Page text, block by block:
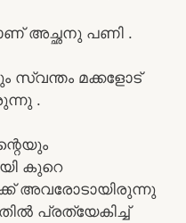
അച്ഛനു പണി .
സ്വന്തം മക്കളോട്
.
കുറെ
അവരോടായിരുന്നു
പ്രത്യേകിച്ച്